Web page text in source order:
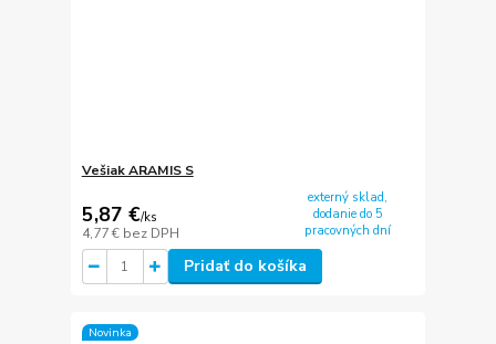
Vešiak ARAMIS S
5,87 €/ks
4,77 € bez DPH
externý sklad,
dodanie do 5
pracovných dní
Pridať do košíka
Novinka